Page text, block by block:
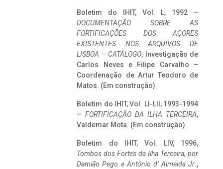
Boletim do IHIT, Vol. L, 1992 –
DOCUMENTAÇÃO SOBRE AS
FORTIFICAÇÕES DOS AÇORES
EXISTENTES NOS ARQUIVOS DE
LISBOA – CATÁLOGO, Investigação de
Carlos Neves e Filipe Carvalho –
Coordenação de Artur Teodoro de
Matos. (Em construção)
Boletim do IHIT, Vol. LI-LII, 1993-1994
– FORTIFICAÇÃO DA ILHA TERCEIRA,
Valdemar Mota. (Em construção)
Boletim do IHIT, Vol. LIV, 1996,
Tombos dos Fortes da Ilha Terceira, por
Damião Pego e António d’ Almeida Jr.,